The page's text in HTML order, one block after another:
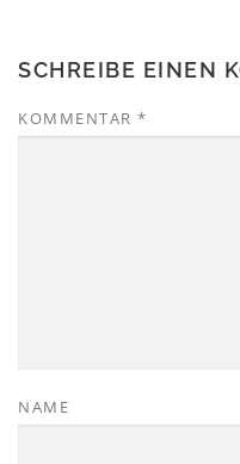
SCHREIBE EINEN
KOMMENTAR *
NAME